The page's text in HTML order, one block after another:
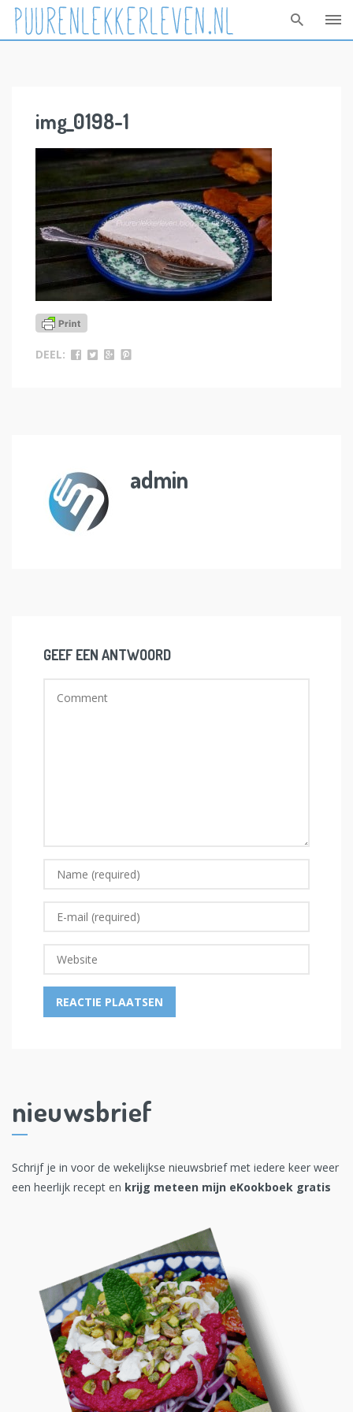
img_0198-1
DEEL:
admin
GEEF EEN ANTWOORD
nieuwsbrief
Schrijf je in voor de wekelijkse nieuwsbrief met iedere keer weer
een heerlijk recept en krijg meteen mijn eKookboek gratis